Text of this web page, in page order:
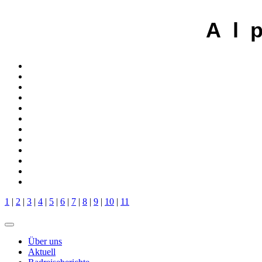
A l
1 | 2 | 3 | 4 | 5 | 6 | 7 | 8 | 9 | 10 | 11
Über uns
Aktuell